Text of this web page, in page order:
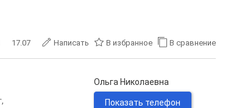
17.07 Написать В избранное В сравнение
,
Ольга Николаевна
Показать телефон